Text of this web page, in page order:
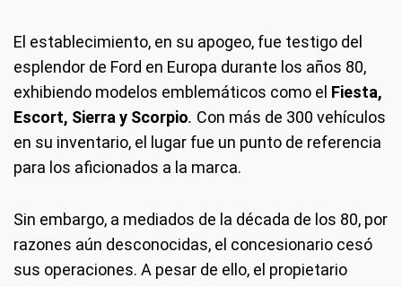
El establecimiento, en su apogeo, fue testigo del
esplendor de Ford en Europa durante los años 80,
exhibiendo modelos emblemáticos como el Fiesta,
Escort, Sierra y Scorpio. Con más de 300 vehículos
en su inventario, el lugar fue un punto de referencia
para los aficionados a la marca.
Sin embargo, a mediados de la década de los 80, por
razones aún desconocidas, el concesionario cesó
sus operaciones. A pesar de ello, el propietario